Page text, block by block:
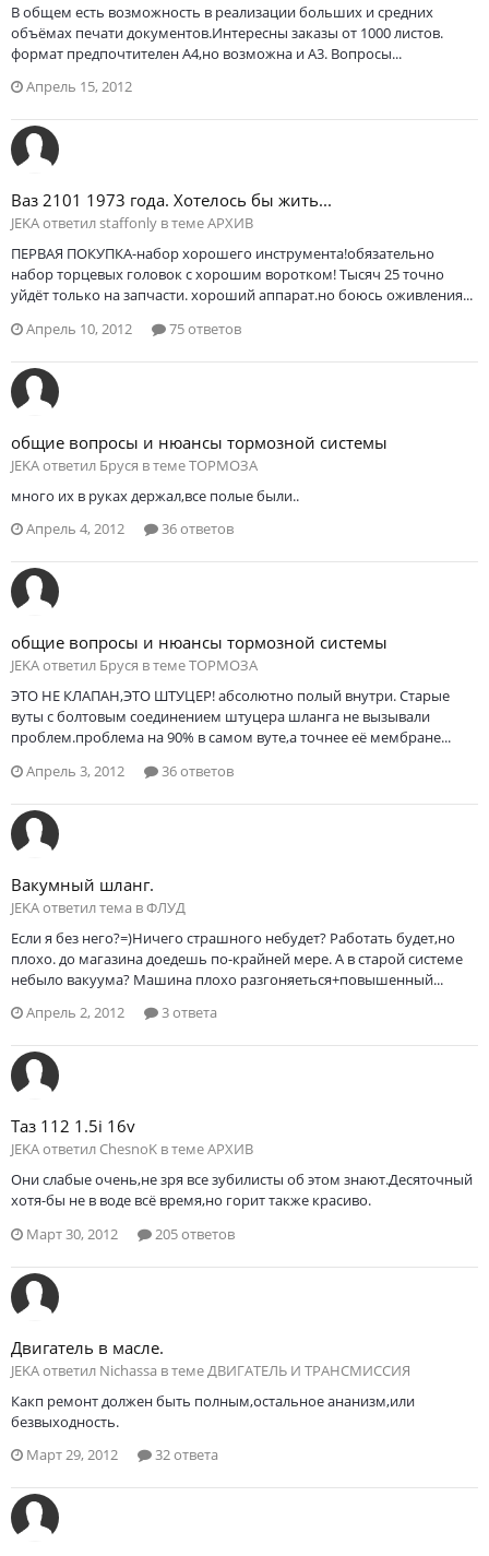
В общем есть возможность в реализации больших и средних
объёмах печати документов.Интересны заказы от 1000 листов.
формат предпочтителен А4,но возможна и А3. Вопросы...
Апрель 15, 2012
Ваз 2101 1973 года. Хотелось бы жить...
JEKA ответил staffonly в темеАРХИВ
ПЕРВАЯ ПОКУПКА-набор хорошего инструмента!обязательно
набор торцевых головок с хорошим воротком! Тысяч 25 точно
уйдёт только на запчасти. хороший аппарат.но боюсь оживления...
Апрель 10, 2012
75 ответов
общие вопросы и нюансы тормозной системы
JEKA ответил Бруся в темеТОРМОЗА
много их в руках держал,все полые были..
Апрель 4, 2012
36 ответов
общие вопросы и нюансы тормозной системы
JEKA ответил Бруся в темеТОРМОЗА
ЭТО НЕ КЛАПАН,ЭТО ШТУЦЕР! абсолютно полый внутри. Старые
вуты с болтовым соединением штуцера шланга не вызывали
проблем.проблема на 90% в самом вуте,а точнее её мембране...
Апрель 3, 2012
36 ответов
Вакумный шланг.
JEKA ответил тема вФЛУД
Если я без него?=)Ничего страшного небудет? Работать будет,но
плохо. до магазина доедешь по-крайней мере. А в старой системе
небыло вакуума? Машина плохо разгоняеться+повышенный...
Апрель 2, 2012
3 ответа
Таз 112 1.5i 16v
JEKA ответил ChesnoK в темеАРХИВ
Они слабые очень,не зря все зубилисты об этом знают.Десяточный
хотя-бы не в воде всё время,но горит также красиво.
Март 30, 2012
205 ответов
Двигатель в масле.
JEKA ответил Nichassa в темеДВИГАТЕЛЬ И ТРАНСМИССИЯ
Какп ремонт должен быть полным,остальное ананизм,или
безвыходность.
Март 29, 2012
32 ответа